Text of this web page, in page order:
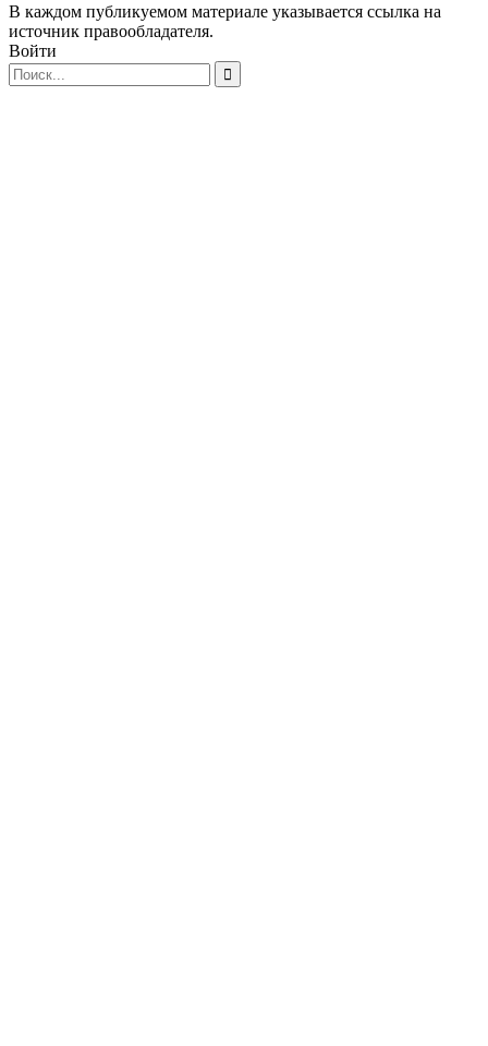
В каждом публикуемом материале указывается ссылка на
источник правообладателя.
Войти